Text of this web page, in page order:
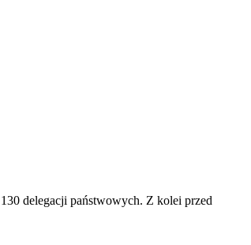
delegacji państwowych. Z kolei przed